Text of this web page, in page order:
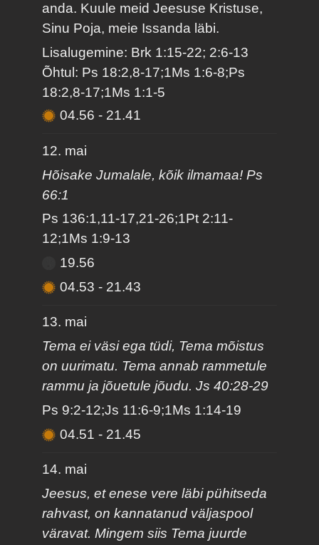
anda. Kuule meid Jeesuse Kristuse,
Sinu Poja, meie Issanda läbi.
Lisalugemine: Brk 1:15-22; 2:6-13
Õhtul: Ps 18:2,8-17;1Ms 1:6-8;Ps
18:2,8-17;1Ms 1:1-5
04.56- 21.41
12. mai
Hõisake Jumalale, kõik ilmamaa! Ps
66:1
Ps 136:1,11-17,21-26;1Pt 2:11-
12;1Ms 1:9-13
19.56
04.53- 21.43
13. mai
Tema ei väsi ega tüdi, Tema mõistus
on uurimatu. Tema annab rammetule
rammu ja jõuetule jõudu. Js 40:28-29
Ps 9:2-12;Js 11:6-9;1Ms 1:14-19
04.51- 21.45
14. mai
Jeesus, et enese vere läbi pühitseda
rahvast, on kannatanud väljaspool
väravat. Mingem siis Tema juurde